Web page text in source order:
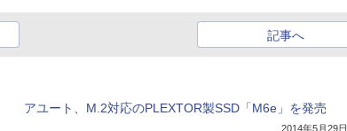
記事へ
アユート、M.2対応のPLEXTOR製SSD「M6e」を発売
2014年5月29日